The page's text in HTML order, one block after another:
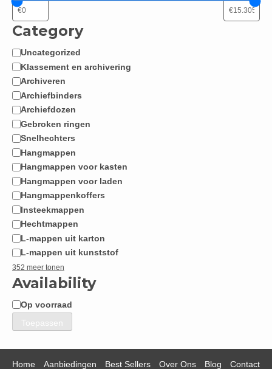
Category
Categorie
Uncategorized
Klassement en archivering
Archiveren
Archiefbinders
Archiefdozen
Gebroken ringen
Snelhechters
Hangmappen
Hangmappen voor kasten
Hangmappen voor laden
Hangmappenkoffers
Insteekmappen
Hechtmappen
L-mappen uit karton
L-mappen uit kunststof
352 meer tonen
Availability
Beschikbaarheid
Op voorraad
Toepassen
Home Aanbiedingen Best Sellers Over Ons Blog Contact